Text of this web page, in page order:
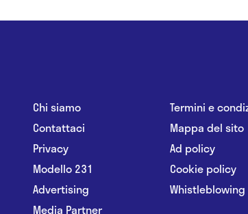
Chi siamo
Contattaci
Privacy
Modello 231
Advertising
Media Partner
Termini e
Mappa del sito
Ad policy
Cookie policy
Whistleblowing